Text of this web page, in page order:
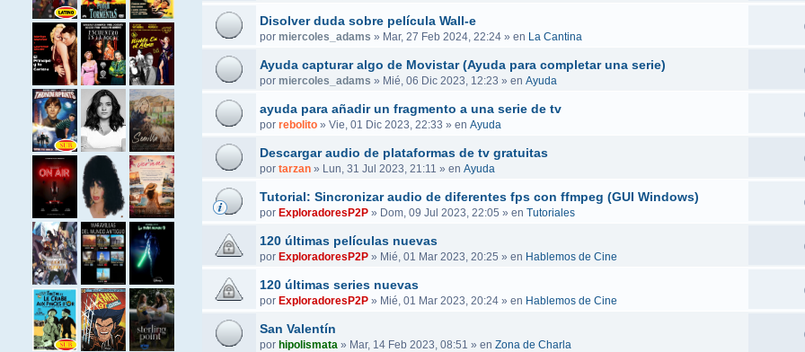
Disolver duda sobre película Wall-e
por miercoles_adams » Mar, 27 Feb 2024, 22:24» en La Cantina
Ayuda capturar algo de Movistar (Ayuda para completar una serie)
por miercoles_adams » Mié, 06 Dic 2023, 12:23 » en Ayuda
ayuda para añadir un fragmento a una serie de tv
por rebolito» Vie, 01 Dic 2023, 22:33 » en Ayuda
Descargar audio de plataformas de tv gratuitas
por tarzan» Lun, 31 Jul 2023, 21:11 » en Ayuda
Tutorial: Sincronizar audio de diferentes fps con ffmpeg (GUI Windows)
por ExploradoresP2P» Dom, 09 Jul 2023, 22:05 » en Tutoriales
120 últimas películas nuevas
por ExploradoresP2P» Mié, 01 Mar 2023, 20:25 » en Hablemos de Cine
120 últimas series nuevas
por ExploradoresP2P» Mié, 01 Mar 2023, 20:24» en Hablemos de Cine
San Valentín
por hipolismata» Mar, 14 Feb 2023, 08:51 » en Zona de Charla